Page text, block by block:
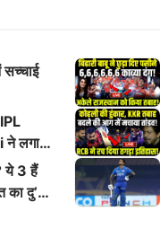
सच्चाई
ने लगाई
ये 3 हैं
का दु’